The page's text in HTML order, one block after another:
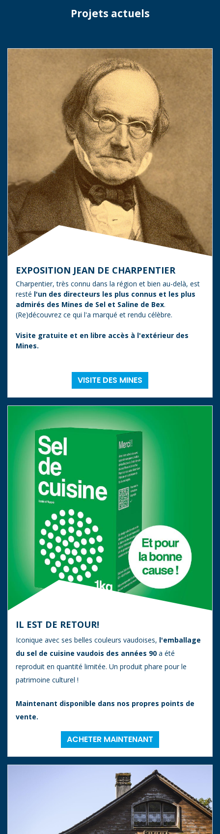
Projets actuels
EXPOSITION JEAN DE CHARPENTIER
Charpentier, très connu dans la région et bien au-delà, est
resté l'un des directeurs les plus connus et les plus
admirés des Mines de Sel et Saline de Bex.
(Re)découvrez ce qui l'a marqué et rendu célèbre.​
Visite gratuite et en libre accès à l'extérieur des
Mines.
VISITE DES MINES
IL EST DE RETOUR!
Iconique avec ses belles couleurs vaudoises, l'emballage
du sel de cuisine vaudois des années 90 a été
reproduit en quantité limitée. Un produit phare pour le
patrimoine culturel !
Maintenant disponible dans nos propres points de
vente.
ACHETER MAINTENANT